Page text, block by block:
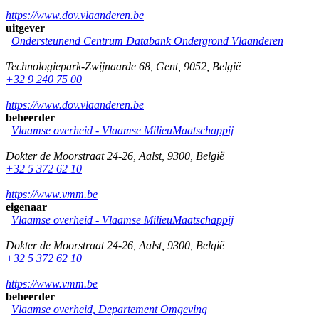
https://www.dov.vlaanderen.be
uitgever
Ondersteunend Centrum Databank Ondergrond Vlaanderen
Technologiepark-Zwijnaarde 68 Gent, 9052 België
+32 9 240 75 00
https://www.dov.vlaanderen.be
beheerder
Vlaamse overheid - Vlaamse MilieuMaatschappij
Dokter de Moorstraat 24-26 Aalst, 9300 België
+32 5 372 62 10
https://www.vmm.be
eigenaar
Vlaamse overheid - Vlaamse MilieuMaatschappij
Dokter de Moorstraat 24-26 Aalst, 9300 België
+32 5 372 62 10
https://www.vmm.be
beheerder
Vlaamse overheid, Departement Omgeving